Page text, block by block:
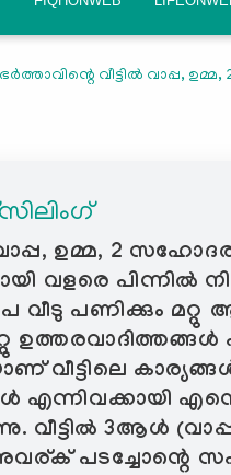
വീട്ടിൽ വാപ്പ,
വാപ്പ, ഉമ്മ, 2
വളരെ പിന്നിൽ
പണിക്കും മറ്റു
വീട്ടിലെ
എന്നിവക്കായി
വീട്ടിൽ 3ആൾ
പടച്ചോന്റെ